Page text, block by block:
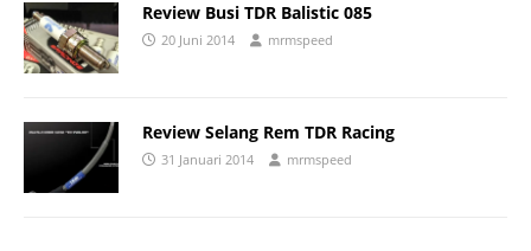
Review Busi TDR Balistic 085
20 Juni 2014 mrmspeed
Review Selang Rem TDR Racing
31 Januari 2014 mrmspeed